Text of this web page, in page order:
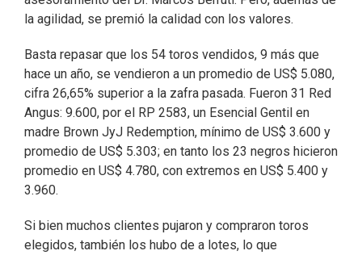
la agilidad, se premió la calidad con los valores.
Basta repasar que los 54 toros vendidos, 9 más que
hace un año, se vendieron a un promedio de US$ 5.080,
cifra 26,65% superior a la zafra pasada. Fueron 31 Red
Angus: 9.600, por el RP 2583, un Esencial Gentil en
madre Brown JyJ Redemption, mínimo de US$ 3.600 y
promedio de US$ 5.303; en tanto los 23 negros hicieron
promedio en US$ 4.780, con extremos en US$ 5.400 y
3.960.
Si bien muchos clientes pujaron y compraron toros
elegidos, también los hubo de a lotes, lo que